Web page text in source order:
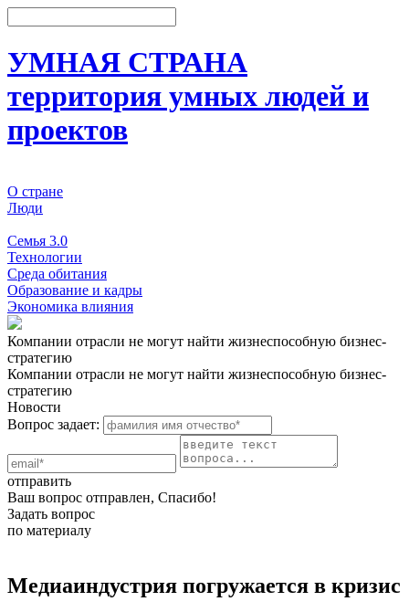
УМНАЯ СТРАНА
территория умных людей и
проектов
О стране
Люди
Семья 3.0
Технологии
Среда обитания
Образование и кадры
Экономика влияния
Компании отрасли не могут найти жизнеспособную бизнес-
стратегию
Компании отрасли не могут найти жизнеспособную бизнес-
стратегию
Новости
Вопрос задает:
отправить
Ваш вопрос отправлен, Спасибо!
Задать вопрос
по материалу
Медиаиндустрия погружается в кризис